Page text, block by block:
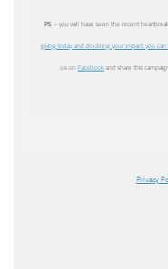
PS– you will have seen the recent
giving today and doubling your impact, you
us on Facebook and share this
Privacy